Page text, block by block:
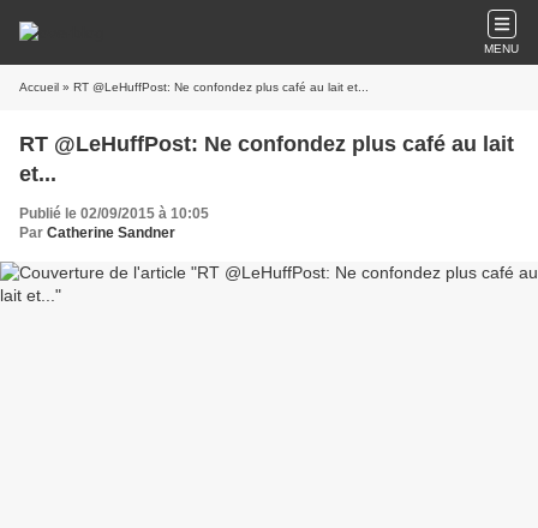
MENU
Accueil » RT @LeHuffPost: Ne confondez plus café au lait et...
RT @LeHuffPost: Ne confondez plus café au lait
et...
Publié le 02/09/2015 à 10:05
Par Catherine Sandner